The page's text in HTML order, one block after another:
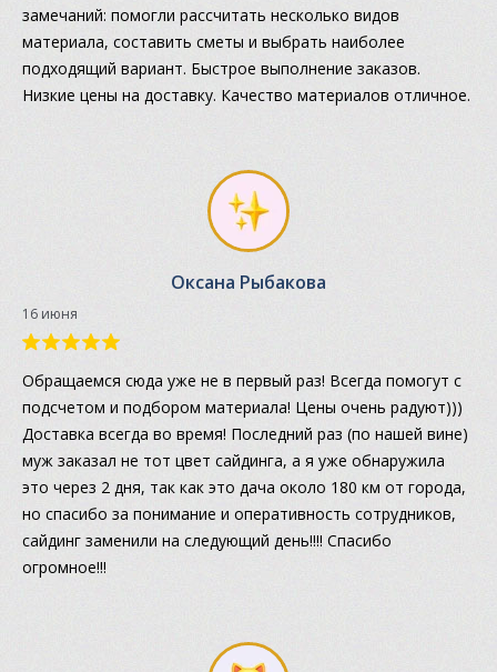
замечаний: помогли рассчитать несколько видов
материала, составить сметы и выбрать наиболее
подходящий вариант. Быстрое выполнение заказов.
Низкие цены на доставку. Качество материалов отличное.
Оксана Рыбакова
16 июня
Обращаемся сюда уже не в первый раз! Всегда помогут с
подсчетом и подбором материала! Цены очень радуют)))
Доставка всегда во время! Последний раз (по нашей вине)
муж заказал не тот цвет сайдинга, а я уже обнаружила
это через 2 дня, так как это дача около 180 км от города,
но спасибо за понимание и оперативность сотрудников,
сайдинг заменили на следующий день!!!! Спасибо
огромное!!!